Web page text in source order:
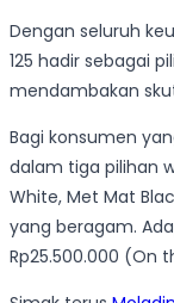
Dengan seluruh
125 hadir sebagai
mendambakan
Bagi konsumen
dalam tiga pilihan
White, Met Mat
yang beragam.
Rp25.500.000 (On